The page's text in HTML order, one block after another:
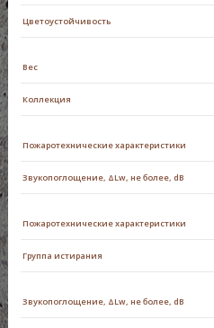
Цветоустойчивость
Вес
Коллекция
Пожаротехнические характеристики
Звукопоглощение, ΔLw, не более, dB
Пожаротехнические характеристики
Группа истирания
Звукопоглощение, ΔLw, не более, dB